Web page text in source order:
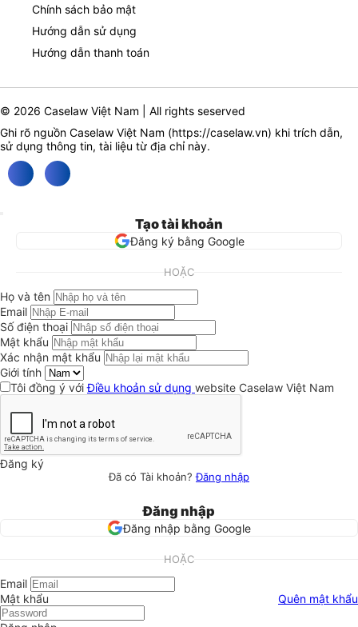
Chính sách bảo mật
Hướng dẫn sử dụng
Hướng dẫn thanh toán
© 2026 Caselaw Việt Nam | All rights seserved
Ghi rõ nguồn Caselaw Việt Nam (https://caselaw.vn) khi trích dẫn,
sử dụng thông tin, tài liệu từ địa chỉ này.
Tạo tài khoản
Đăng ký bằng Google
HOẶC
Họ và tên
Email
Số điện thoại
Mật khẩu
Xác nhận mật khẩu
Giới tính
Tôi đồng ý vớiĐiều khoản sử dụng website Caselaw Việt Nam
Đăng ký
Đã có Tài khoản?Đăng nhập
Đăng nhập
Đăng nhập bằng Google
HOẶC
Email
Mật khẩu
Quên mật khẩu